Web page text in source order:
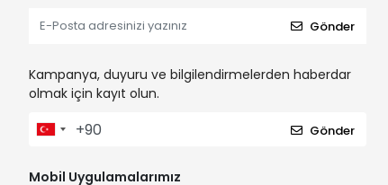
Gönder
Kampanya, duyuru ve bilgilendirmelerden haberdar
olmak için kayıt olun.
Gönder
Mobil Uygulamalarımız